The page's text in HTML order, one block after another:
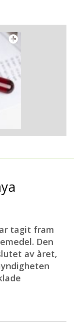
tagit fram
Den
av året,